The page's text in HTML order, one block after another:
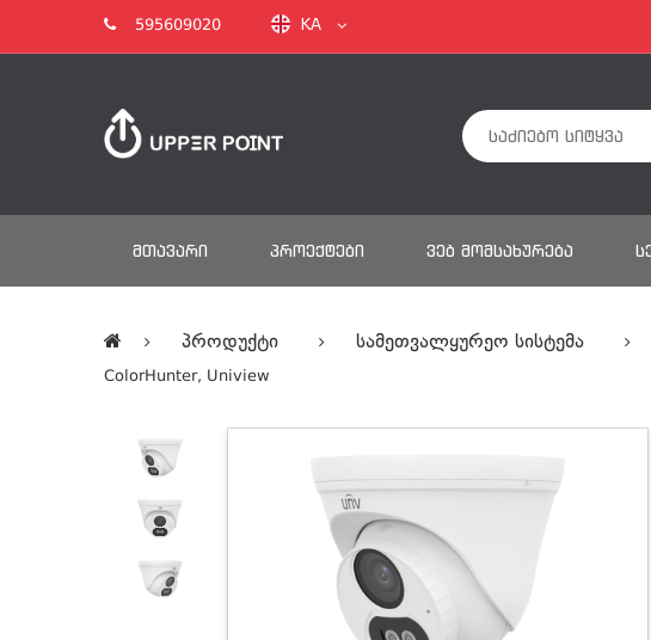
595609020 KA
ᲛᲗᲐᲕᲐᲠᲘ ᲞᲠᲝᲔᲥᲢᲔᲑᲘ ᲕᲔᲑ ᲛᲝᲛᲡᲐᲮᲣᲠᲔᲑᲐ
Პროდუქტი Სამეთვალყურეო Სისტემა
ColorHunter, Uniview